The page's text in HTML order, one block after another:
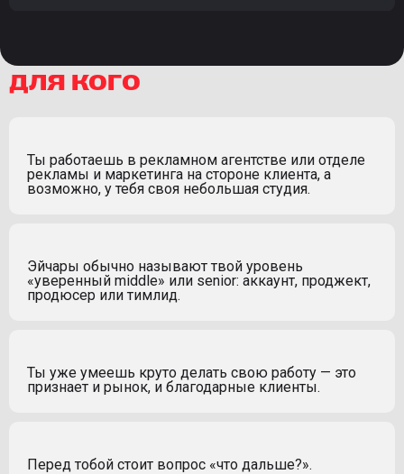
для кого
Ты работаешь в рекламном агентстве или отделе
рекламы и маркетинга на стороне клиента, а
возможно, у тебя своя небольшая студия.
Эйчары обычно называют твой уровень
«уверенный middle» или senior: аккаунт, проджект,
продюсер или тимлид.
Ты уже умеешь круто делать свою работу — это
признает и рынок, и благодарные клиенты.
Перед тобой стоит вопрос «что дальше?».